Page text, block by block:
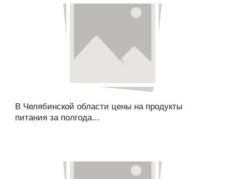
В Челябинской области цены на продукты
питания за полгода...